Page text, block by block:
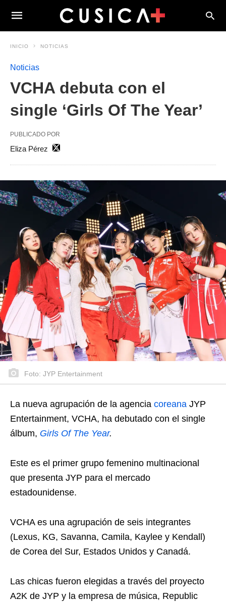
INICIO NOTICIAS
Noticias
VCHA debuta con el
single ‘Girls Of The Year’
PUBLICADO POR
Eliza Pérez
Foto: JYP Entertainment
La nueva agrupación de la agencia coreana JYP
Entertainment, VCHA, ha debutado con el single
álbum, Girls Of The Year.
Este es el primer grupo femenino multinacional
que presenta JYP para el mercado
estadounidense.
VCHA es una agrupación de seis integrantes
(Lexus, KG, Savanna, Camila, Kaylee y Kendall)
de Corea del Sur, Estados Unidos y Canadá.
Las chicas fueron elegidas a través del proyecto
A2K de JYP y la empresa de música, Republic